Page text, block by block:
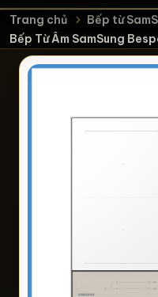
Trang chủ
Bếp từ
Bếp Từ Âm SamSung